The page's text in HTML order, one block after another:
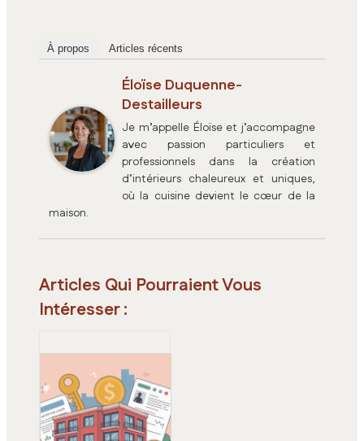
À propos Articles récents
Éloïse Duquenne-
Destailleurs
Je m’appelle Éloïse et j’accompagne
avec passion particuliers et
professionnels dans la création
d’intérieurs chaleureux et uniques,
où la cuisine devient le cœur de la
maison.
Articles Qui Pourraient Vous
Intéresser :